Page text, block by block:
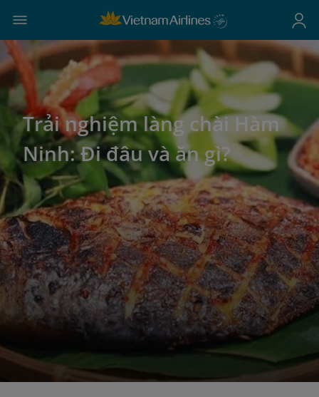
Trải nghiệm làng chài Hàm
Ninh: Đi đâu và ăn gì?